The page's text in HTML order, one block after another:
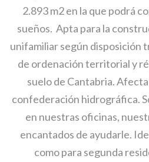
2.893 m2 en la que podrá
sueños. Apta para la
unifamiliar según disposición
de ordenación territorial y
suelo de Cantabria.
confederación hidrográfica.
en nuestras oficinas,
encantados de ayudarle.
como para segunda